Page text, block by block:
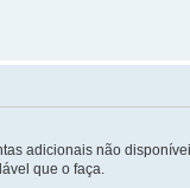
adicionais não
que o faça.